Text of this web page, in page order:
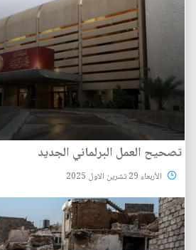
تصحيح العمل البرلماني الجديد
الأربعاء 29 تشرين الاول 2025